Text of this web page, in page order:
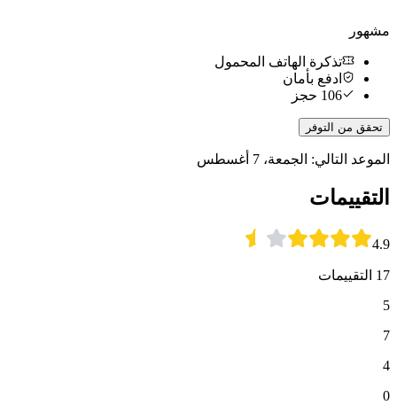
مشهور
تذكرة الهاتف المحمول
ادفع بأمان
106 حجز
تحقق من التوفر
الموعد التالي: الجمعة، 7 أغسطس
التقييمات
4.9
17 التقييمات
5
7
4
0